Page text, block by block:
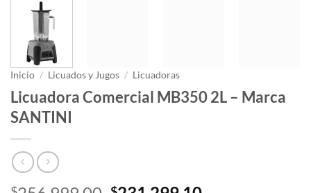
Inicio / Licuados y Jugos / Licuadoras
Licuadora Comercial MB350 2L – Marca
SANTINI